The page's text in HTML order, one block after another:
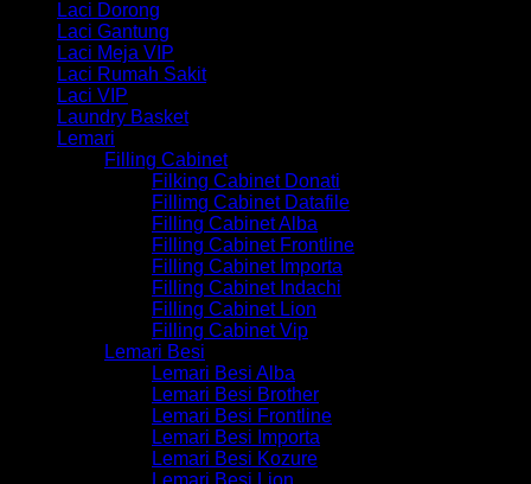
Laci Dorong
Laci Gantung
Laci Meja VIP
Laci Rumah Sakit
Laci VIP
Laundry Basket
Lemari
Filling Cabinet
Filking Cabinet Donati
Fillimg Cabinet Datafile
Filling Cabinet Alba
Filling Cabinet Frontline
Filling Cabinet Importa
Filling Cabinet Indachi
Filling Cabinet Lion
Filling Cabinet Vip
Lemari Besi
Lemari Besi Alba
Lemari Besi Brother
Lemari Besi Frontline
Lemari Besi Importa
Lemari Besi Kozure
Lemari Besi Lion